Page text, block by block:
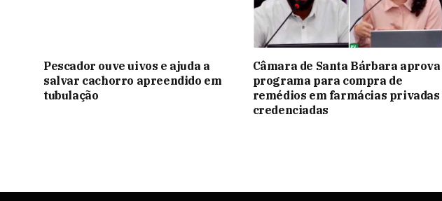
Pescador ouve uivos e ajuda a
salvar cachorro apreendido em
tubulação
Câmara de Santa Bárbara aprova
programa para compra de
remédios em farmácias privadas
credenciadas